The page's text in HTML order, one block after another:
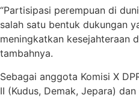
“Partisipasi perempuan di
salah satu bentuk dukungan
meningkatkan kesejahteraan
tambahnya.
Sebagai anggota Komisi X
II (Kudus, Demak, Jepara)